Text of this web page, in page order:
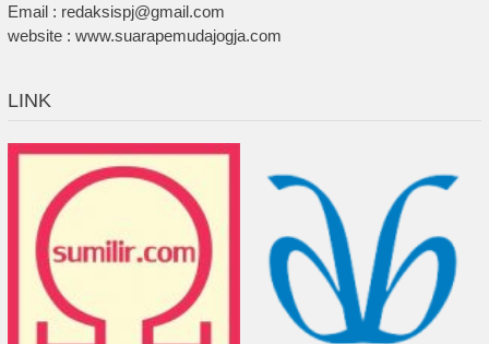
Email : redaksispj@gmail.com
website : www.suarapemudajogja.com
LINK